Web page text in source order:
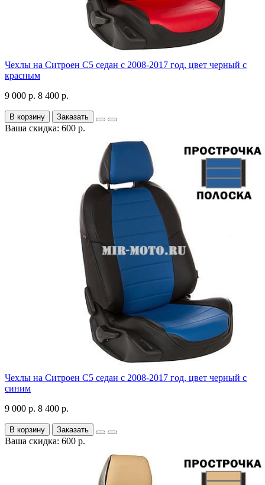
Чехлы на Ситроен С5 седан с 2008-2017 год, цвет черный с
красным
9 000 р. 8 400 р.
В корзину Заказать
Ваша скидка: 600 р.
Чехлы на Ситроен С5 седан с 2008-2017 год, цвет черный с
синим
9 000 р. 8 400 р.
В корзину Заказать
Ваша скидка: 600 р.